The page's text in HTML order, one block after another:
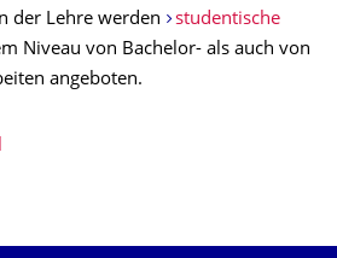
der Lehre werden
studentische
Niveau von Bachelor- als auch von
angeboten.